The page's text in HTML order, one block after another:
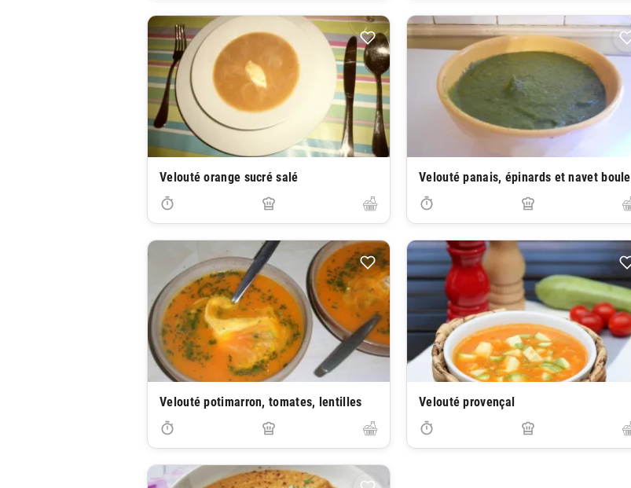
Velouté orange sucré salé Velouté panais, épinards et navet boule
Velouté potimarron, tomates, lentilles Velouté provençal